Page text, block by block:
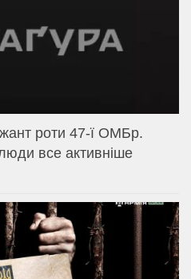
роти 47-ї ОМБр.
все активніше